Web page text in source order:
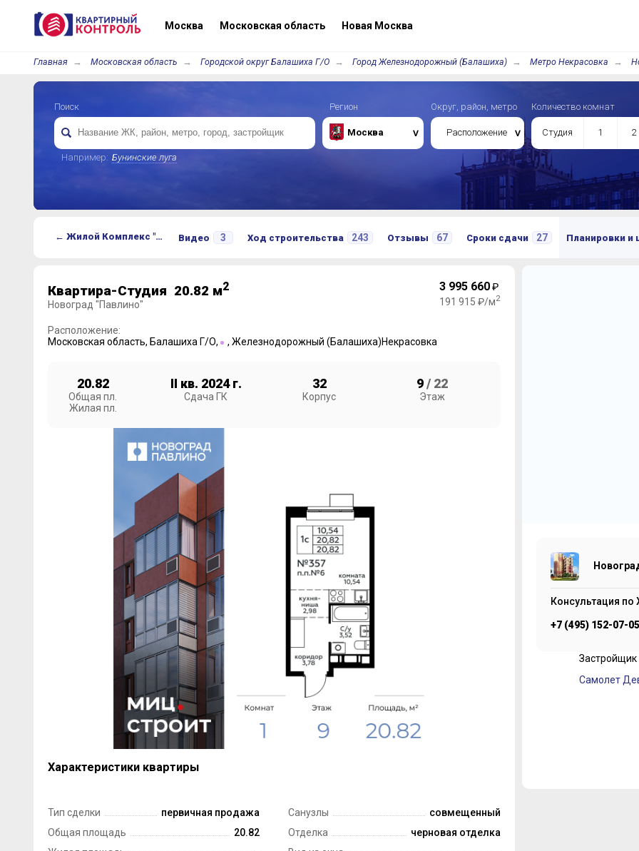
Москва Московская область Новая Москва
Главная Московская область Городской округ Балашиха Г/О Город Железнодорожный (Балашиха) Метро Некрасовка
Поиск
Например: Бунинские луга
Регион
Москва
Округ, район, метро
Расположение
Количество комнат
Студия 1 2
← Жилой Комплекс "Новоград Павлино" Видео 3 Ход строительства 243 Отзывы 67 Сроки сдачи 27 Планировки и
Квартира-Студия 20.82 м2
Новоград "Павлино"
3 995 660₽
191 915 ₽/м2
Расположение:
Московская область, Балашиха Г/О, Некрасовка
, Железнодорожный (Балашиха)
20.82
Общая пл.
Жилая пл.
II кв. 2024 г.
Сдача ГК
32
Корпус
9/ 22
Этаж
Характеристики квартиры
Тип сделки
первичная продажа
Общая площадь
20.82
Санузлы
совмещенный
Отделка
черновая отделка
Консультация
+7 (495) 152-07-05
Застройщик